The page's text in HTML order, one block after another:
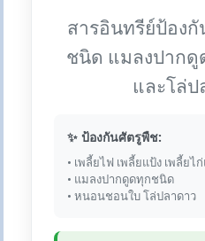
สารอินทรีย์ป้อง
ชนิด แมลงปาก
และโล่ป
✨ ป้องกันศัตรูพืช:
• เพลี้ยไฟ เพลี้ยแป้ง เพลี้ยไ
• แมลงปากดูดทุกชนิด
• หนอนชอนใบ โล่ปลาดาว